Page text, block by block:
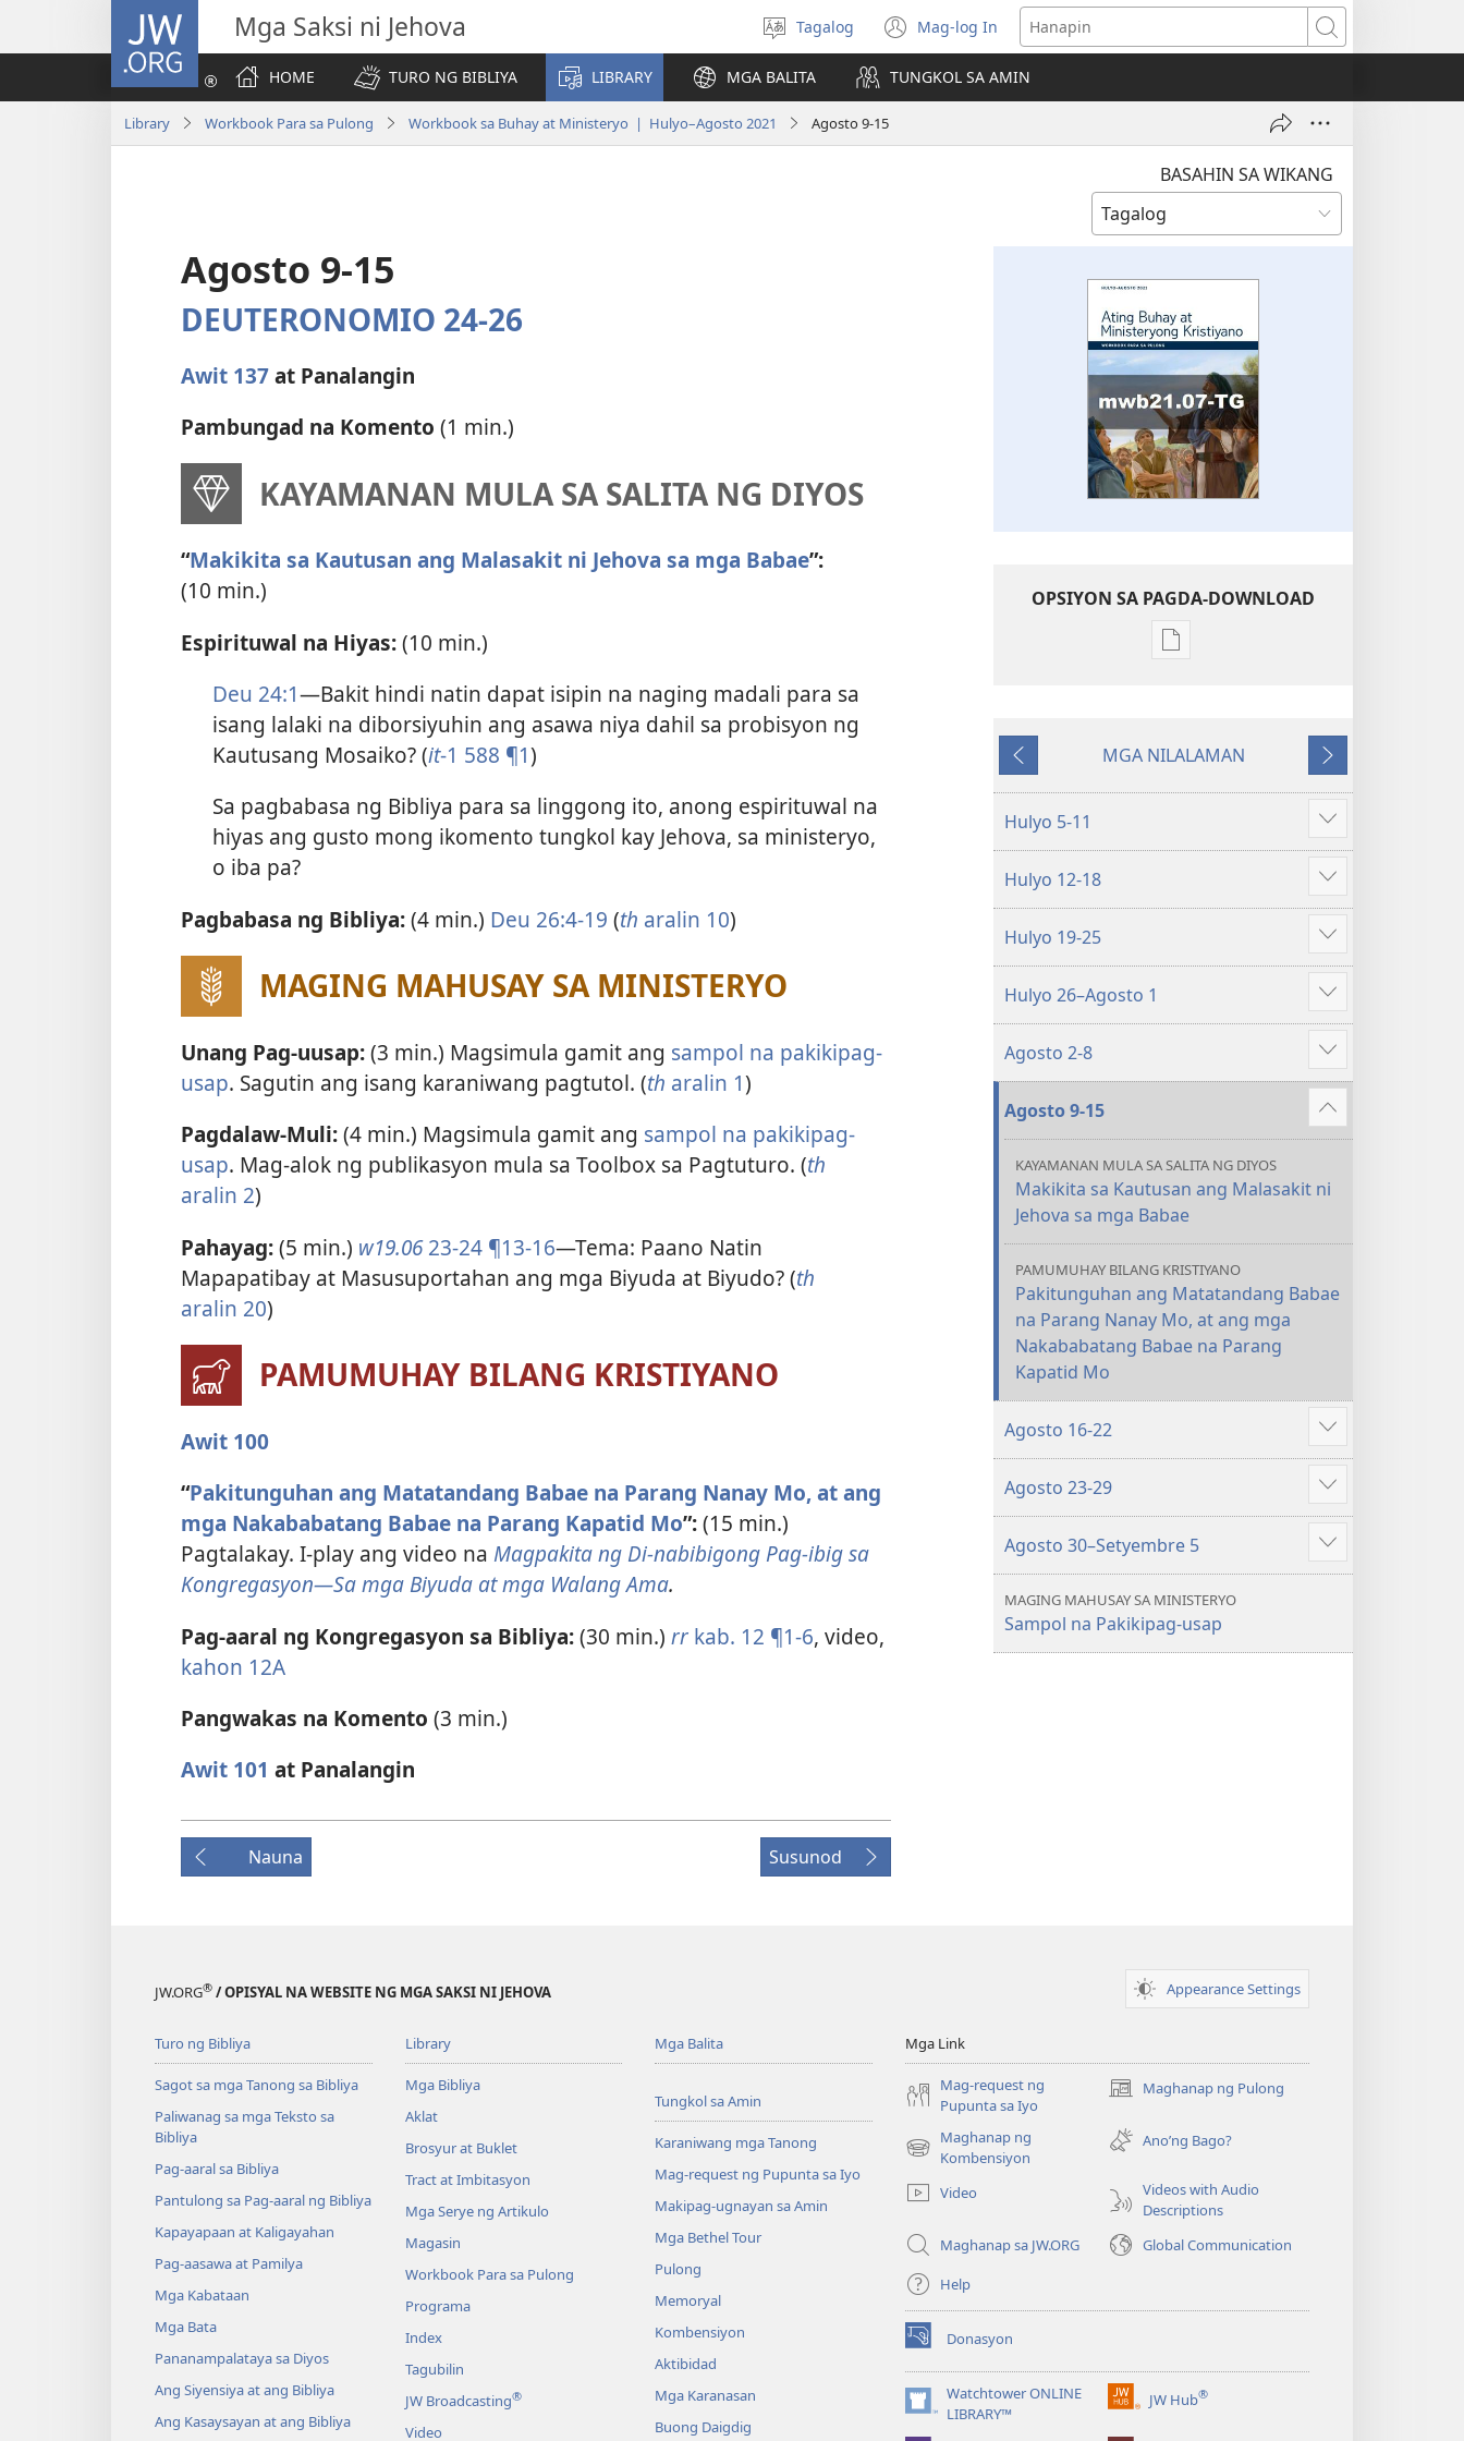
JW.ORG Mga Saksi ni Jehova
Pumili
ng
wika
Tagalog Mag-log In
(may
bubukas
na
bagong
Hanapin
HOME
TURO NG BIBLIYA LIBRARY MGA BALITA TUNGKOL SA AMIN
Library Workbook Para sa Pulong Workbook sa Buhay at Ministeryo | Hulyo–Agosto 2021 Agosto 9-15
BASAHIN SA WIKANG
Agosto 9-15
DEUTERONOMIO 24-26
Awit 137at Panalangin
Pambungad na Komento (1 min.)
KAYAMANAN MULA SA SALITA NG DIYOS
“Makikita sa Kautusan ang Malasakit ni Jehova sa mga Babae”:
(10 min.)
Espirituwal na Hiyas:(10 min.)
Deu 24:1—Bakit hindi natin dapat isipin na naging madali para sa
isang lalaki na diborsiyuhin ang asawa niya dahil sa probisyon ng
Kautusang Mosaiko? (it-1 588 ¶1)
Sa pagbabasa ng Bibliya para sa linggong ito, anong espirituwal na
hiyas ang gusto mong ikomento tungkol kay Jehova, sa ministeryo,
o iba pa?
Pagbabasa ng Bibliya:(4 min.) Deu 26:4-19 (th aralin 10)
MAGING MAHUSAY SA MINISTERYO
Unang Pag-uusap:(3 min.) Magsimula gamit ang sampol na pakikipag-
usap. Sagutin ang isang karaniwang pagtutol. (th aralin 1)
Pagdalaw-Muli:(4 min.) Magsimula gamit ang sampol na pakikipag-
usap. Mag-alok ng publikasyon mula sa Toolbox sa Pagtuturo. (th
aralin 2)
Pahayag:(5 min.) w19.0623-24 ¶13-16—Tema: Paano Natin
Mapapatibay at Masusuportahan ang mga Biyuda at Biyudo? (th
aralin 20)
PAMUMUHAY BILANG KRISTIYANO
Awit 100
“Pakitunguhan ang Matatandang Babae na Parang Nanay Mo, at ang
mga Nakababatang Babae na Parang Kapatid Mo”:(15 min.)
Pagtalakay. I-play ang video na Magpakita ng Di-nabibigong Pag-ibig sa
Kongregasyon—Sa mga Biyuda at mga Walang Ama.
Pag-aaral ng Kongregasyon sa Bibliya:(30 min.) rr kab. 12 ¶1-6, video,
kahon 12A
Pangwakas na Komento (3 min.)
Awit 101 at Panalangin
Nauna Susunod
OPSIYON SA PAGDA-DOWNLOAD
Opsiyon
ng
MINISTERYO
Agosto
Nauna
MGA NILALAMAN
Susunod
Hulyo 5-11
Ipakita
ang
iba
pa
Hulyo 12-18
Ipakita
ang
iba
pa
Hulyo 19-25
Ipakita
ang
iba
pa
Hulyo 26–Agosto 1
Ipakita
ang
iba
pa
Agosto 2-8
Ipakita
ang
iba
pa
Agosto 9-15
Ipakita
ang
pa
KAYAMANAN MULA SA SALITA NG DIYOS
Makikita sa Kautusan ang Malasakit ni
Jehova sa mga Babae
PAMUMUHAY BILANG KRISTIYANO
Pakitunguhan ang Matatandang Babae
na Parang Nanay Mo, at ang mga
Nakababatang Babae na Parang
Kapatid Mo
Agosto 16-22
Ipakita
ang
iba
pa
Agosto 23-29
Ipakita
ang
iba
pa
Agosto 30–Setyembre 5
Ipakita
ang
MAGING MAHUSAY SA MINISTERYO
Sampol na Pakikipag-usap
JW.ORG® / OPISYAL NA WEBSITE NG MGA SAKSI NI JEHOVA Appearance Settings
Turo ng Bibliya
Sagot sa mga Tanong sa Bibliya
Paliwanag sa mga Teksto sa
Bibliya
Pag-aaral sa Bibliya
Pantulong sa Pag-aaral ng Bibliya
Kapayapaan at Kaligayahan
Pag-aasawa at Pamilya
Mga Kabataan
Mga Bata
Pananampalataya sa Diyos
Ang Siyensiya at ang Bibliya
Ang Kasaysayan at ang Bibliya
Library
Mga Bibliya
Aklat
Brosyur at Buklet
Tract at Imbitasyon
Mga Serye ng Artikulo
Magasin
Workbook Para sa Pulong
Programa
Index
Tagubilin
JW Broadcasting®
Video
Mga Balita
Tungkol sa Amin
Karaniwang mga Tanong
Mag-request ng Pupunta sa Iyo
Makipag-ugnayan sa Amin
Mga Bethel Tour
Pulong
Memoryal
Kombensiyon
Aktibidad
Mga Karanasan
Buong Daigdig
Mga Link
Mag-request ng
Pupunta sa Iyo
Maghanap ng Pulong
(may
na
window)
Maghanap ng
Kombensiyon
(may
na
window)
Ano’ng Bago?
Video
Videos with Audio
Descriptions
Maghanap sa JW.ORG
Global Communication
Help
Donasyon
(may
bubukas
na
bagong
Watchtower ONLINE
LIBRARY™
(may
bubukas
JW Hub®
(may